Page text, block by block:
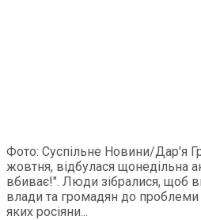
Фото: Суспільне Новини/Дар'я
жовтня, відбулася щонедільна
вбиває!". Люди зібралися, щоб
влади та громадян до проблеми
яких росіяни...